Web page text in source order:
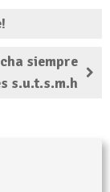
siempre
s.u.t.s.m.h